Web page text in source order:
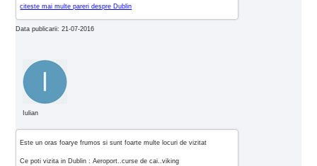
citeste mai multe pareri despre Dublin
Data publicarii: 21-07-2016
Iulian
Este un oras foarye frumos si sunt foarte multe locuri de vizitat
Ce poti vizita in Dublin : Aeroport..curse de cai..viking